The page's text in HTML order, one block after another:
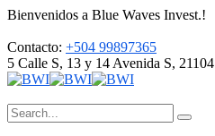
Bienvenidos a Blue Waves Invest.!
Contacto: +504 99897365
5 Calle S, 13 y 14 Avenida S, 21104